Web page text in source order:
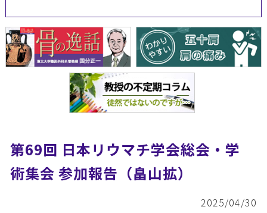
第69回 日本リウマチ学会総会・学
術集会 参加報告（畠山拡）
2025/04/30